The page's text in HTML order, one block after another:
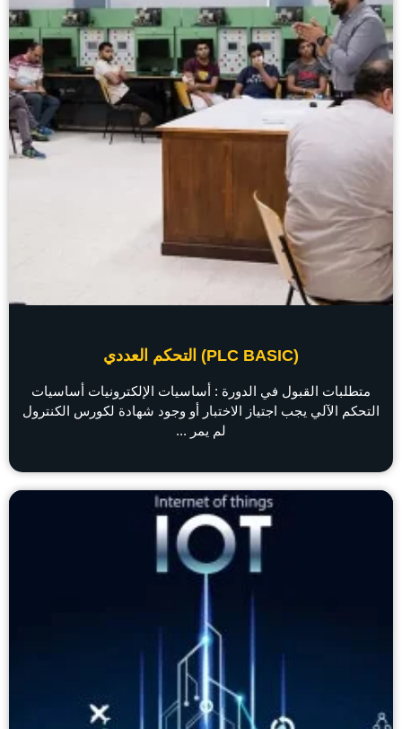
(PLC BASIC) التحكم العددي
متطلبات القبول في الدورة : أساسيات الإلكترونيات أساسيات
التحكم الآلي يجب اجتياز الاختبار أو وجود شهادة لكورس الكنترول
لم يمر ...